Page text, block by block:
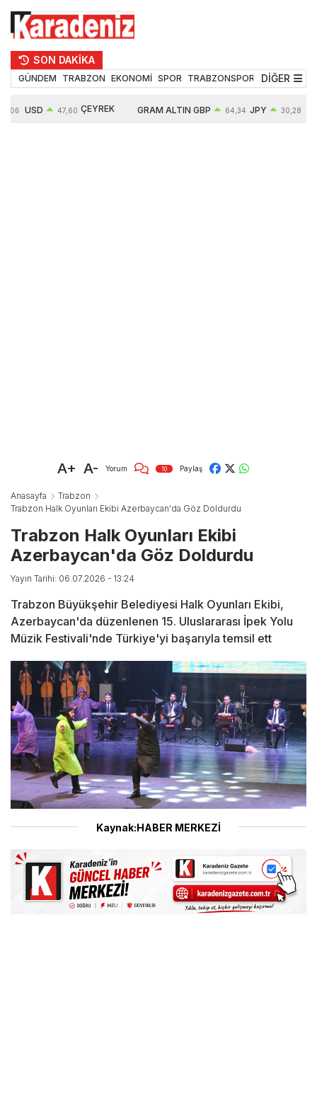
SON DAKİKA
GÜNDEM TRABZON EKONOMİ SPOR TRABZONSPOR TEKNOLOJİ
DİĞER
USD 47,60 ÇEYREK GRAM ALTIN GBP 64,34 JPY 30,28
A+ A- Yorum 10 Paylaş
Anasayfa
Trabzon
Trabzon Halk Oyunları Ekibi Azerbaycan'da Göz Doldurdu
Trabzon Halk Oyunları Ekibi
Azerbaycan'da Göz Doldurdu
Yayın Tarihi: 06.07.2026 - 13:24
Trabzon Büyükşehir Belediyesi Halk Oyunları Ekibi,
Azerbaycan'da düzenlenen 15. Uluslararası İpek Yolu
Müzik Festivali'nde Türkiye'yi başarıyla temsil ett
Kaynak:HABER MERKEZİ